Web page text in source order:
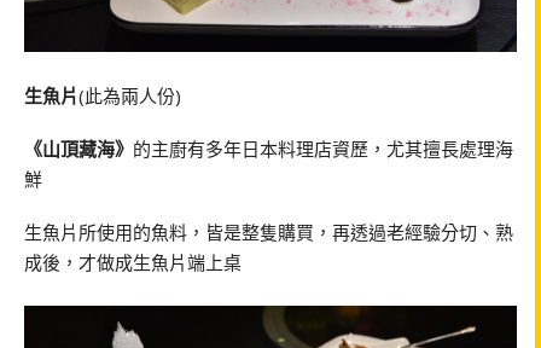
生魚片(此為兩人份)
《山頂藏海》 的主廚有多年日本料理店資歷，尤其擅長處理海
鮮
生魚片所使用的魚料，皆是整隻購買，再透過老經驗分切、熟
成後，才做成生魚片端上桌